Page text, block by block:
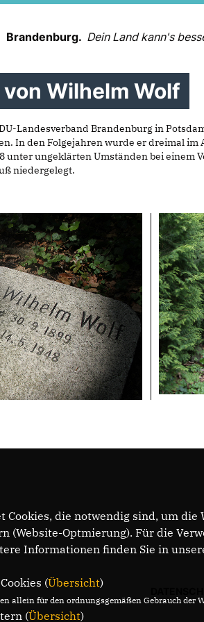
Brandenburg. Dein Land kann's
von Wilhelm Wolf
Landesverband Brandenburg in
In den Folgejahren wurde er dreimal
unter ungeklärten Umständen bei einem
niedergelegt.
Cookies, die notwendig sind, um
(Website-Optmierung). Für die
Informationen finden Sie in
(Übersicht)
allein für den ordnungsgemäßen Gebrauch der
(Übersicht)